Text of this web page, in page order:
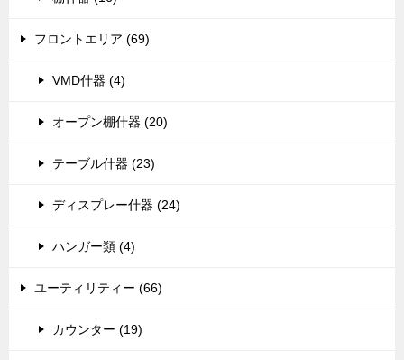
フロントエリア (69)
VMD什器 (4)
オープン棚什器 (20)
テーブル什器 (23)
ディスプレー什器 (24)
ハンガー類 (4)
ユーティリティー (66)
カウンター (19)